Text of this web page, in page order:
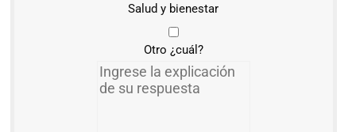
Salud y bienestar
Otro ¿cuál?